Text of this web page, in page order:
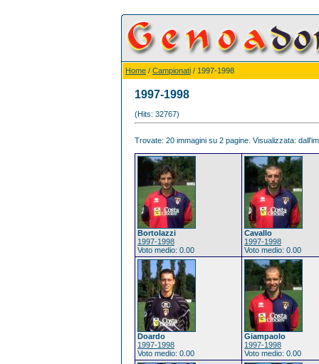
Home / Campionati / 1997-1998
1997-1998
(Hits: 32767)
Trovate: 20 immagini su 2 pagine. Visualizzata:
Bortolazzi
1997-1998
Voto medio: 0.00
Cavallo
1997-1998
Voto medio: 0.00
Doardo
1997-1998
Voto medio: 0.00
Giampaolo
1997-1998
Voto medio: 0.00